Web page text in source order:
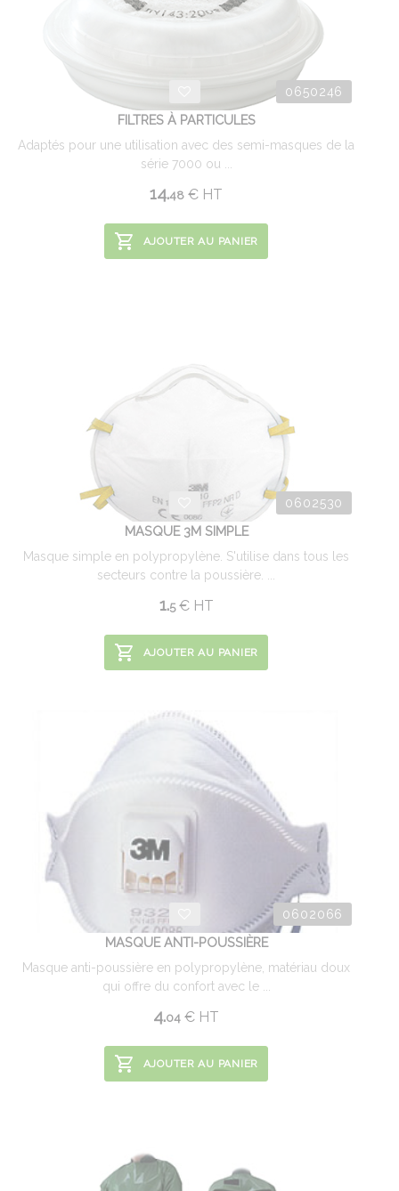
0650246
FILTRES À PARTICULES
Adaptés pour une utilisation avec des semi-masques de la
série 7000 ou ...
14.48 € HT
AJOUTER AU PANIER
0602530
MASQUE 3M SIMPLE
Masque simple en polypropylène. S'utilise dans tous les
secteurs contre la poussière. ...
1.5 €HT
AJOUTER AU PANIER
0602066
MASQUE ANTI-POUSSIÈRE
Masque anti-poussière en polypropylène, matériau doux
qui offre du confort avec le ...
4.04 € HT
AJOUTER AU PANIER